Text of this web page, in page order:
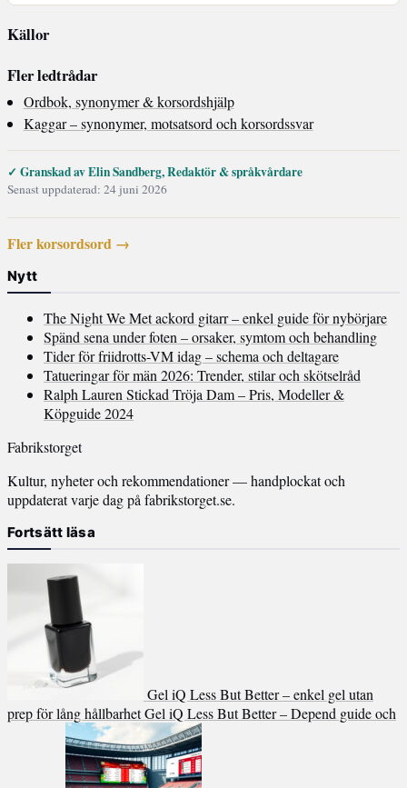
Källor
Fler ledtrådar
Ordbok, synonymer & korsordshjälp
Kaggar – synonymer, motsatsord och korsordssvar
✓ Granskad av Elin Sandberg, Redaktör & språkvårdare
Senast uppdaterad: 24 juni 2026
Fler korsordsord →
Nytt
The Night We Met ackord gitarr – enkel guide för nybörjare
Spänd sena under foten – orsaker, symtom och behandling
Tider för friidrotts-VM idag – schema och deltagare
Tatueringar för män 2026: Trender, stilar och skötselråd
Ralph Lauren Stickad Tröja Dam – Pris, Modeller &
Köpguide 2024
Fabrikstorget
Kultur, nyheter och rekommendationer — handplockat och
uppdaterat varje dag på fabrikstorget.se.
Fortsätt läsa
Gel iQ Less But Better – enkel gel utan
prep för lång hållbarhetGel iQ Less But Better – Depend guide och